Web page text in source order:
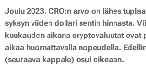
Joulu 2023. CRO:n arvo on lähes
syksyn viiden dollari sentin hinnasta.
kuukauden aikana cryptovaluutat ovat
aikaa huomattavalla nopeudella.
(seuraava kappale) osui oikeaan.